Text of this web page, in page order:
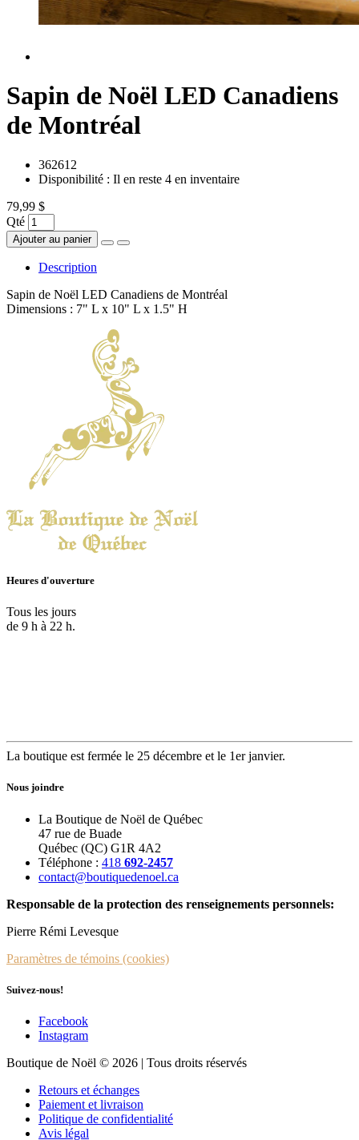
Sapin de Noël LED Canadiens
de Montréal
362612
Disponibilité : Il en reste 4 en inventaire
79,99 $
Qté
Ajouter au panier
Description
Sapin de Noël LED Canadiens de Montréal
Dimensions : 7" L x 10" L x 1.5" H
Heures d'ouverture
Tous les jours
de 9 h à 22 h.
La boutique est fermée le 25 décembre et le 1er janvier.
Nous joindre
La Boutique de Noël de Québec
47 rue de Buade
Québec (QC) G1R 4A2
Téléphone : 418 692-2457
contact@boutiquedenoel.ca
Responsable de la protection des renseignements personnels:
Pierre Rémi Levesque
Paramètres de témoins (cookies)
Suivez-nous!
Facebook
Instagram
Boutique de Noël © 2026 | Tous droits réservés
Retours et échanges
Paiement et livraison
Politique de confidentialité
Avis légal